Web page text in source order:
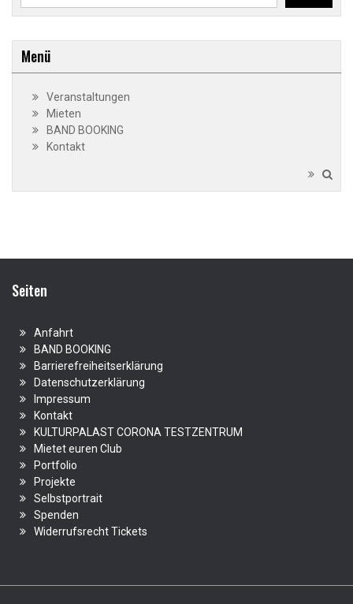
Menü
Veranstaltungen
Mieten
BAND BOOKING
Kontakt
Seiten
Anfahrt
BAND BOOKING
Barrierefreiheitserklärung
Datenschutzerklärung
Impressum
Kontakt
KULTURPALAST CORONA TESTZENTRUM
Mietet euren Club
Portfolio
Projekte
Selbstportrait
Spenden
Widerrufsrecht Tickets